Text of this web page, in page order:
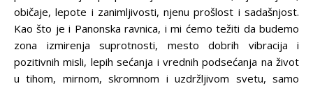
običaje, lepote i zanimljivosti, njenu prošlost i sadašnjost.
Kao što je i Panonska ravnica, i mi ćemo težiti da budemo
zona izmirenja suprotnosti, mesto dobrih vibracija i
pozitivnih misli, lepih sećanja i vrednih podsećanja na život
u tihom, mirnom, skromnom i uzdržljivom svetu, samo